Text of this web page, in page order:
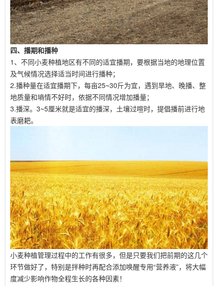
四、播期和播种
1、不同小麦种植地区有不同的适宜播期，要根据当地的地理位置
及气候情况选择适当时间进行播种；
2.播种量在适宜播期下，每亩25~30斤为宜，遇到旱地、晚播、整
地质量和墒情不好时，依据不同情况增加播量；
3.播深。3~5厘米就是适宜的播深，土壤过喧时，提倡播前进行地
表磨耙。
小麦种植管理过程中的工作有很多，但是只要我们把前期的这几个
环节做好了，特别是拌种时再配合添加唤醒专用“营养液”，将大幅
度减少影响作物全程生长的各种因素！